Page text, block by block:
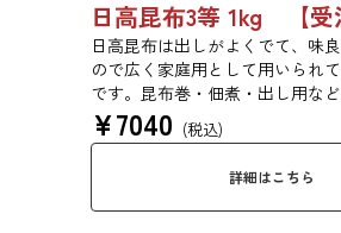
日高昆布は出しがよくでて、味
ので広く家庭用として用いられ
です。昆布巻・佃煮・出し用な
とした旨みのある食感です。
¥7040 (税込)
詳細はこちら